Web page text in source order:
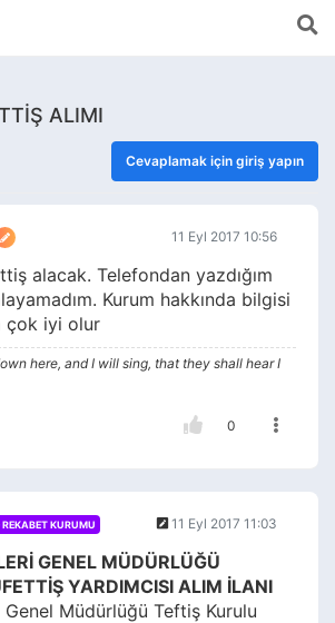
ALIMI
Cevaplamak için giriş yapın
11 Eyl 2017 10:56
alacak. Telefondan yazdığım
Kurum hakkında bilgisi
çok iyi olur
here, and I will sing, that they shall hear I
0
REKABET KURUMU 11 Eyl 2017 11:03
GENEL MÜDÜRLÜĞÜ
YARDIMCISI ALIM İLANI
Müdürlüğü Teftiş Kurulu